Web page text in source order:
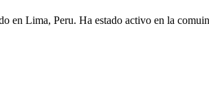
en Lima, Peru. Ha estado activo en la